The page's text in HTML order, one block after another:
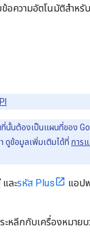
อความอัตโนมัติสำห
นต้องเป็นแผนที่ของ
ดูข้อมูลเพิ่มเติมได้ที่ การ
ละรหัส Plus
แอป
หลีกกับเครื่องหมายบ